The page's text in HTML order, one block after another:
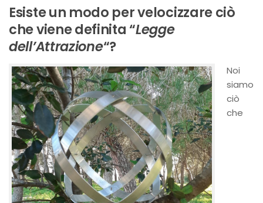
Esiste un modo per velocizzare ciò
che viene definita “Legge
dell’Attrazione“?
Noi
siamo
ciò
che